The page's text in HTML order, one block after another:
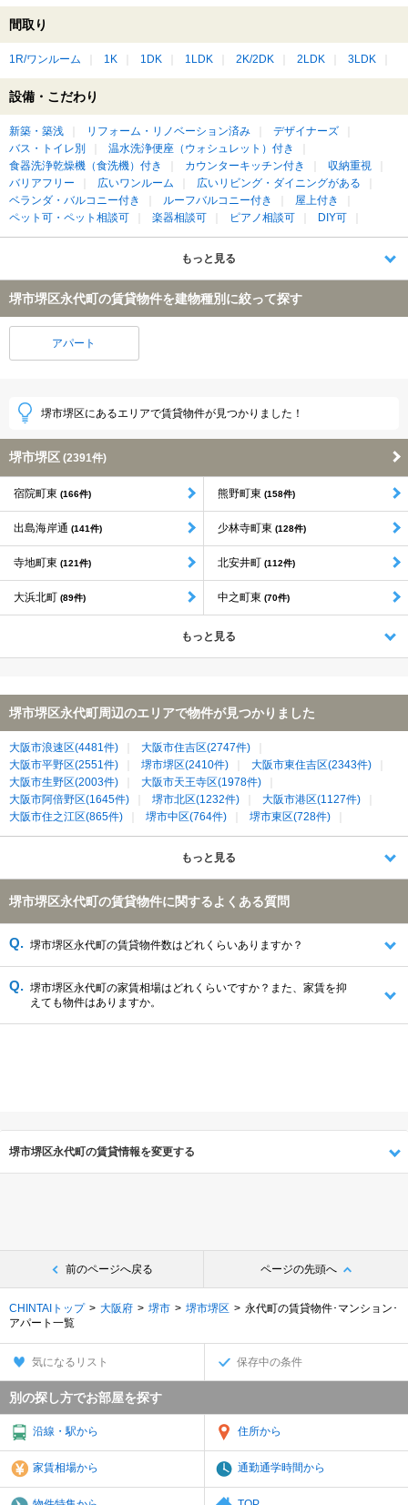
間取り
1R/ワンルーム 1K 1DK 1LDK 2K/2DK 2LDK 3LDK
設備・こだわり
新築・築浅 リフォーム・リノベーション済み
デザイナーズ
バス・トイレ別
温水洗浄便座（ウォシュレット）付き
食器洗浄乾燥機（食洗機）付き
カウンターキッチン付き
収納重視
バリアフリー
広いワンルーム
広いリビング・ダイニングがある
ベランダ・バルコニー付き
ルーフバルコニー付き
屋上付き
ペット可・ペット相談可
楽器相談可 ピアノ相談可 DIY可
もっと見る
堺市堺区永代町の賃貸物件を建物種別に絞って探す
アパート
堺市堺区にあるエリアで賃貸物件が見つかりました！
堺市堺区 (2391件)
宿院町東 (166件) 熊野町東 (158件)
出島海岸通 (141件) 少林寺町東 (128件)
寺地町東 (121件) 北安井町 (112件)
大浜北町 (89件) 中之町東 (70件)
もっと見る
堺市堺区永代町周辺のエリアで物件が見つかりました
大阪市浪速区(4481件)
大阪市住吉区(2747件)
大阪市平野区(2551件)
堺市堺区(2410件)
大阪市東住吉区(2343件)
大阪市生野区(2003件)
大阪市天王寺区(1978件)
大阪市阿倍野区(1645件)
堺市北区(1232件)
大阪市港区(1127件)
大阪市住之江区(865件)
堺市中区(764件)
堺市東区(728件)
堺市西区(712件)
大阪狭山市(669件)
富田林市(599件)
泉大津市(533件)
もっと見る
堺市堺区永代町の賃貸物件に関するよくある質問
堺市堺区永代町の賃貸物件数はどれくらいありますか？
堺市堺区永代町の家賃相場はどれくらいですか？また、家賃を抑
えても物件はありますか。
堺市堺区永代町の賃貸情報を変更する
前のページへ戻る ページの先頭へ
CHINTAIトップ 大阪府 堺市 堺市堺区
永代町の賃貸物件･マンション･
アパート一覧
気になるリスト 保存中の条件
別の探し方でお部屋を探す
沿線・駅から 住所から
家賃相場から 通勤通学時間から